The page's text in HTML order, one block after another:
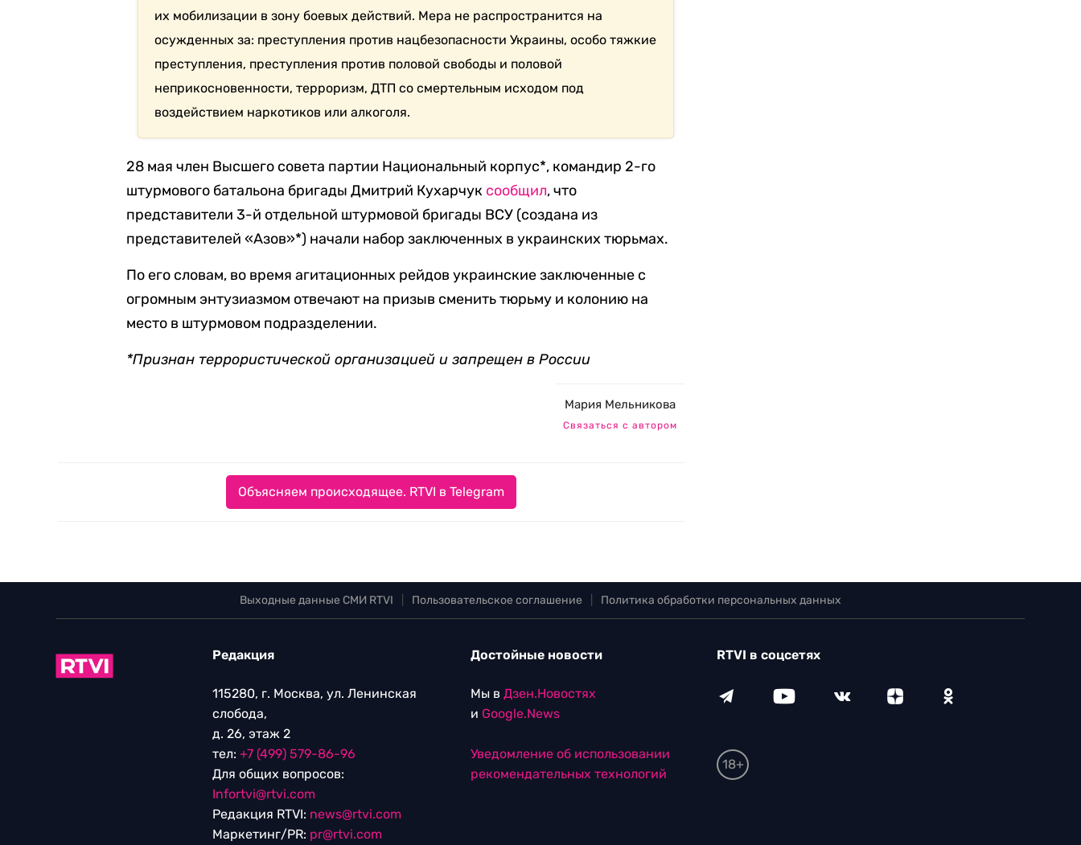
их мобилизации в зону боевых действий. Мера не распространится на
осужденных за: преступления против нацбезопасности Украины, особо тяжкие
преступления, преступления против половой свободы и половой
неприкосновенности, терроризм, ДТП со смертельным исходом под
воздействием наркотиков или алкоголя.
28 мая член Высшего совета партии Национальный корпус*, командир 2-го
штурмового батальона бригады Дмитрий Кухарчук сообщил, что
представители 3-й отдельной штурмовой бригады ВСУ (создана из
представителей «Азов»*) начали набор заключенных в украинских тюрьмах.
По его словам, во время агитационных рейдов украинские заключенные с
огромным энтузиазмом отвечают на призыв сменить тюрьму и колонию на
место в штурмовом подразделении.
*Признан террористической организацией и запрещен в России
Мария Мельникова
Связаться с автором
Объясняем происходящее. RTVI в Telegram
Выходные данные СМИ RTVI Пользовательское соглашение Политика обработки персональных данных
Редакция
115280, г. Москва, ул. Ленинская
слобода,
д. 26, этаж 2
тел: +7 (499) 579-86-96
Для общих вопросов:
Infortvi@rtvi.com
Редакция RTVI: news@rtvi.com
Маркетинг/PR: pr@rtvi.com
Достойные новости
Мы в Дзен.Новостях
и Google.News
Уведомление об использовании
рекомендательных технологий
RTVI в соцсетях
18+